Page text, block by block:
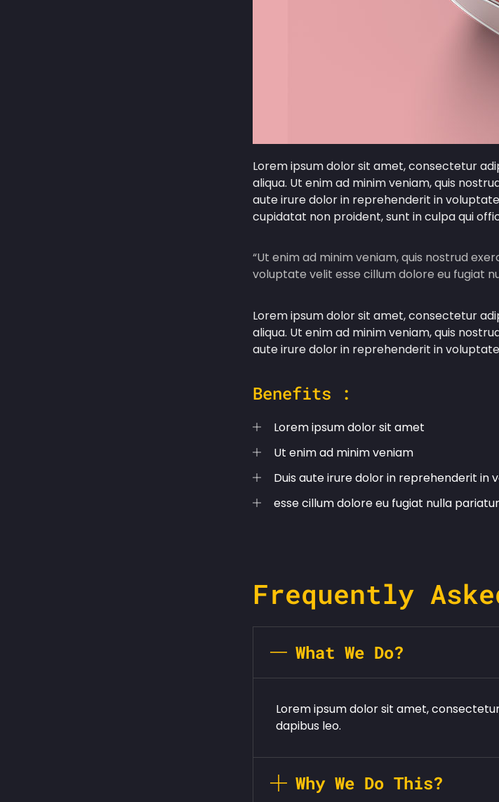
Lorem ipsum dolor sit amet, consectetur
aliqua. Ut enim ad minim veniam, quis
aute irure dolor in reprehenderit in
cupidatat non proident, sunt in culpa qui
“Ut enim ad minim veniam, quis nostrud
voluptate velit esse cillum dolore eu fugiat
Lorem ipsum dolor sit amet, consectetur
aliqua. Ut enim ad minim veniam, quis
aute irure dolor in reprehenderit in
Benefits :
Lorem ipsum dolor sit amet
Ut enim ad minim veniam
Duis aute irure dolor in reprehenderit in
esse cillum dolore eu fugiat nulla pariatur
Frequently
What We Do?
Lorem ipsum dolor sit amet,
dapibus leo.
Why We Do This?